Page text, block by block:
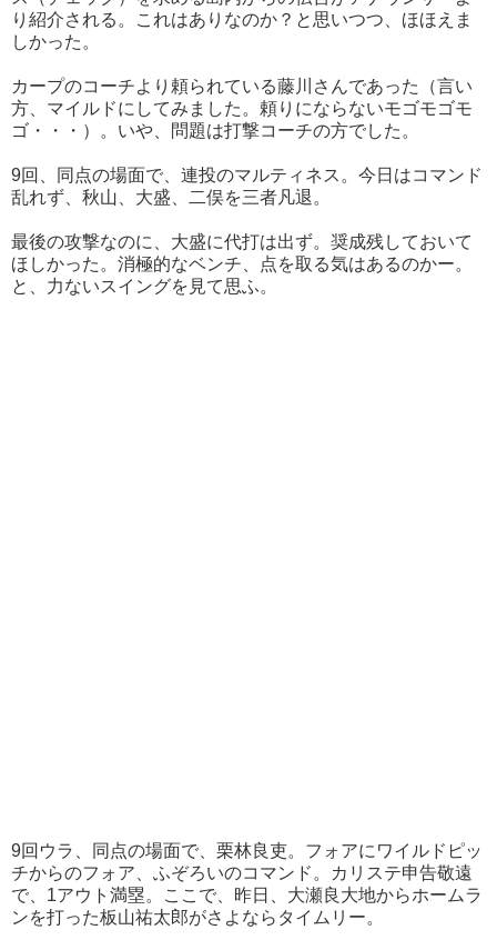
り紹介される。これはありなのか？と思いつつ、ほほえま
しかった。
カープのコーチより頼られている藤川さんであった（言い
方、マイルドにしてみました。頼りにならないモゴモゴモ
ゴ・・・）。いや、問題は打撃コーチの方でした。
9回、同点の場面で、連投のマルティネス。今日はコマンド
乱れず、秋山、大盛、二俣を三者凡退。
最後の攻撃なのに、大盛に代打は出ず。奨成残しておいて
ほしかった。消極的なベンチ、点を取る気はあるのかー。
と、力ないスイングを見て思ふ。
9回ウラ、同点の場面で、栗林良吏。フォアにワイルドピッ
チからのフォア、ふぞろいのコマンド。カリステ申告敬遠
で、1アウト満塁。ここで、昨日、大瀬良大地からホームラ
ンを打った板山祐太郎がさよならタイムリー。